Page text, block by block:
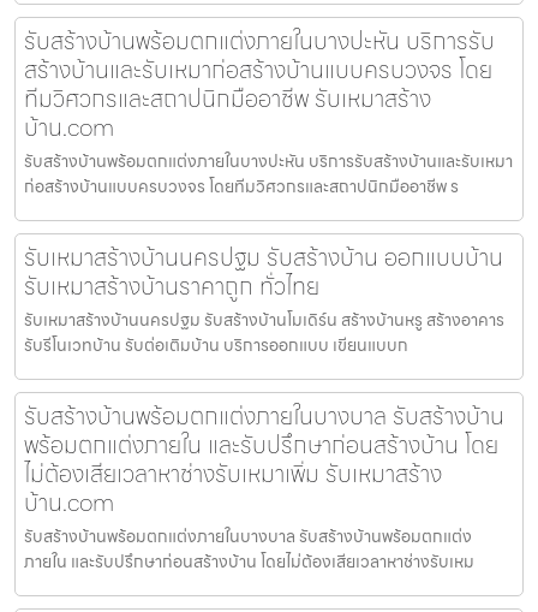
รับสร้างบ้านพร้อมตกแต่งภายในบางปะหัน บริการรับ
สร้างบ้านและรับเหมาก่อสร้างบ้านแบบครบวงจร โดย
ทีมวิศวกรและสถาปนิกมืออาชีพ รับเหมาสร้าง
บ้าน.com
รับสร้างบ้านพร้อมตกแต่งภายในบางปะหัน บริการรับสร้างบ้านและรับเหมา
ก่อสร้างบ้านแบบครบวงจร โดยทีมวิศวกรและสถาปนิกมืออาชีพ ร
รับเหมาสร้างบ้านนครปฐม รับสร้างบ้าน ออกแบบบ้าน
รับเหมาสร้างบ้านราคาถูก ทั่วไทย
รับเหมาสร้างบ้านนครปฐม รับสร้างบ้านโมเดิร์น สร้างบ้านหรู สร้างอาคาร
รับรีโนเวทบ้าน รับต่อเติมบ้าน บริการออกแบบ เขียนแบบก
รับสร้างบ้านพร้อมตกแต่งภายในบางบาล รับสร้างบ้าน
พร้อมตกแต่งภายใน และรับปรึกษาก่อนสร้างบ้าน โดย
ไม่ต้องเสียเวลาหาช่างรับเหมาเพิ่ม รับเหมาสร้าง
บ้าน.com
รับสร้างบ้านพร้อมตกแต่งภายในบางบาล รับสร้างบ้านพร้อมตกแต่ง
ภายใน และรับปรึกษาก่อนสร้างบ้าน โดยไม่ต้องเสียเวลาหาช่างรับเหม